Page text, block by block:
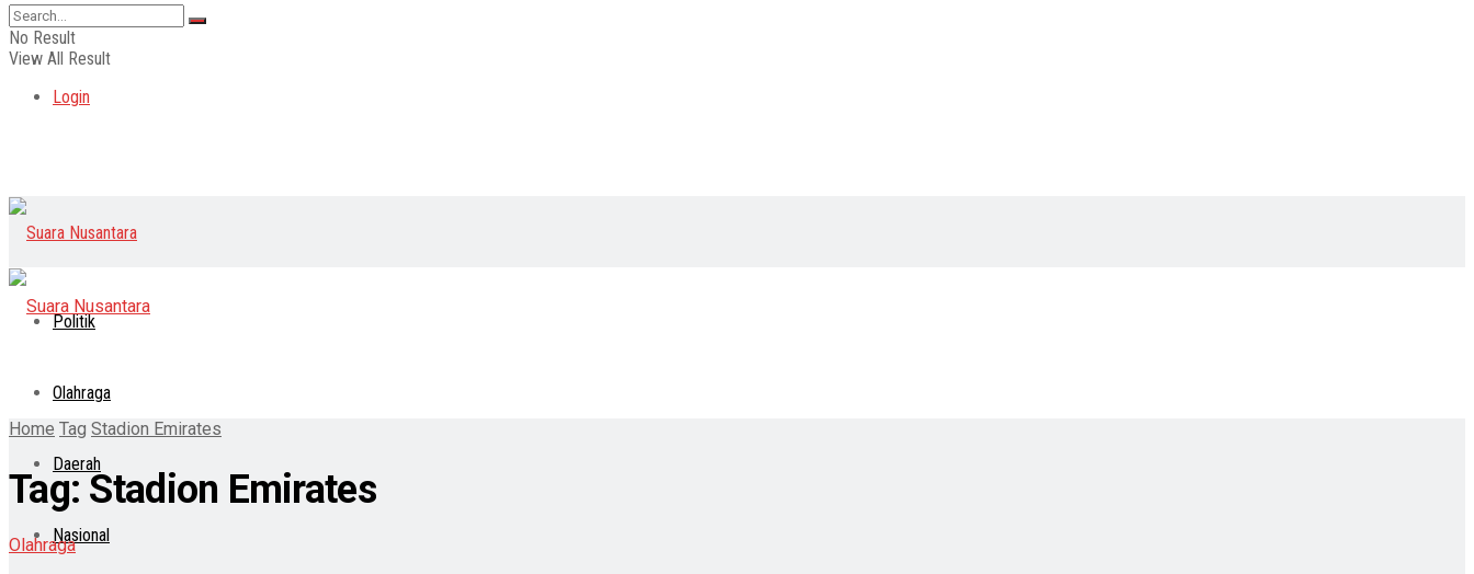
No Result
View All Result
Login
Politik
Olahraga
Daerah
Nasional
Home Tag Stadion Emirates
Tag: Stadion Emirates
Olahraga